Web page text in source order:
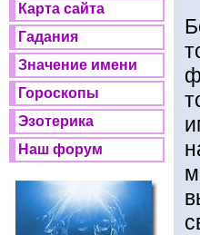
Карта сайта
Гадания
Значение имени
Гороскопы
Эзотерика
Наш форум